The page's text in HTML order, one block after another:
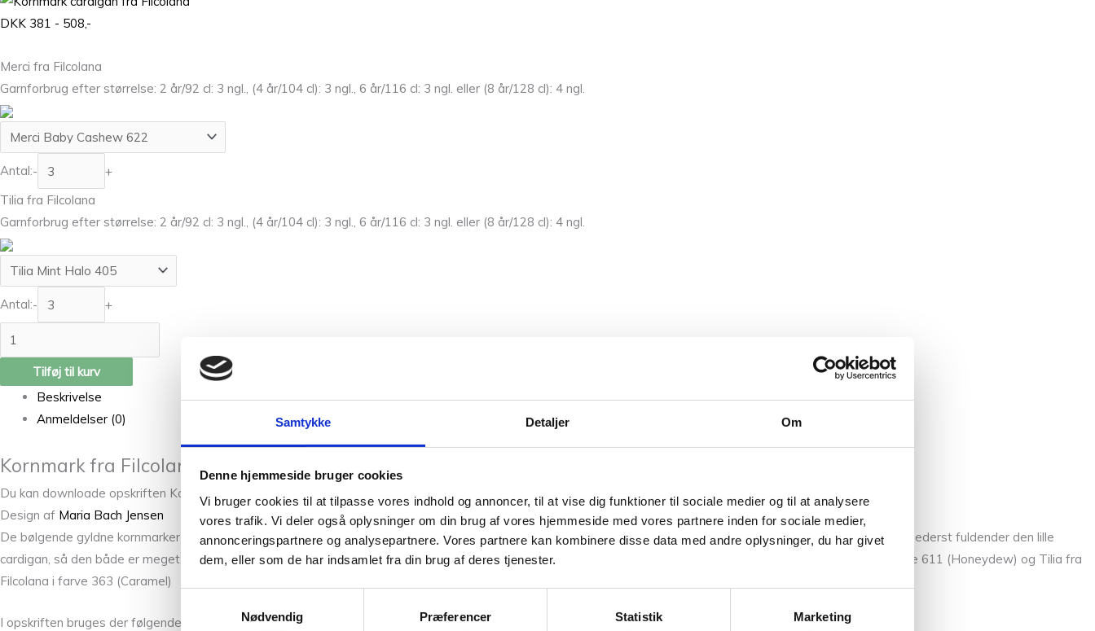
Samtykke Detaljer Om
Denne hjemmeside bruger cookies
Vi bruger cookies til at tilpasse vores indhold og annoncer, til at vise dig funktioner til sociale medier og til at analysere
vores trafik. Vi deler også oplysninger om din brug af vores hjemmeside med vores partnere inden for sociale medier,
annonceringspartnere og analysepartnere. Vores partnere kan kombinere disse data med andre oplysninger, du har givet
dem, eller som de har indsamlet fra din brug af deres tjenester.
Nødvendig
Præferencer Statistik Marketing
DKK 381 - 508,-
Merci fra Filcolana
Garnforbrug efter størrelse: 2 år/92 cl: 3 ngl., (4 år/104 cl): 3 ngl., 6 år/116 cl: 3 ngl. eller (8 år/128 cl): 4 ngl.
Antal:-
+
Tilia fra Filcolana
Garnforbrug efter størrelse: 2 år/92 cl: 3 ngl., (4 år/104 cl): 3 ngl., 6 år/116 cl: 3 ngl. eller (8 år/128 cl): 4 ngl.
Antal:- +
Tilføj til kurv
Beskrivelse
Anmeldelser (0)
Kornmark fra Filcolana – En sød og enkel pigecardigan
Du kan downloade opskriften Kornmark fra Filcolana gratis på deres
Design af Maria Bach Jensen
De bølgende gyldne kornmarker er indbegrebet af sommer i Danmark. Kornmark er en enkel cardigan til piger inspireret af kornmarkerne og stråenes aks. Flæsen nederst fuldender den lille
cardigan, så den både er meget enkel og alligevel så fin og feminin, som små piger elsker det. Cardiganen på billedet er strikket i farverne Merci fra Filcolana i farve 611 (Honeydew) og Tilia fra
Filcolana i farve 363 (Caramel)
I opskriften bruges der følgende rundpinde: rundpind 3,5 mm og 4 mm, 80 cm. Mangler du rundpinde så tag et kigher.